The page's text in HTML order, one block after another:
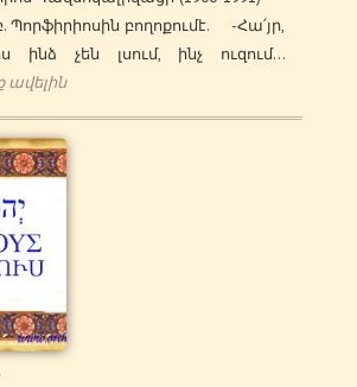
Պորֆիրիոսին բողոքումէ. -Հա՛յր,
ինձ չեն լսում, ինչ ուզում…